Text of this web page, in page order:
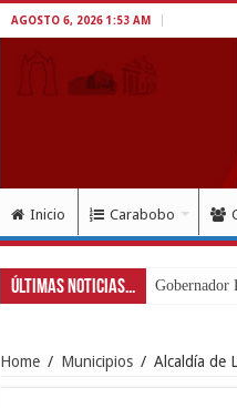
AGOSTO 6, 2026 1:53 AM
Inicio Carabobo
Últimas Noticias... Gobernador
Home / Municipios / Alcaldía de